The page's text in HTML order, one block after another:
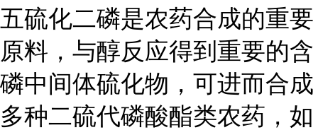
五硫化二磷是农药合成的重要
原料，与醇反应得到重要的含
磷中间体硫化物，可进而合成
多种二硫代磷酸酯类农药，如